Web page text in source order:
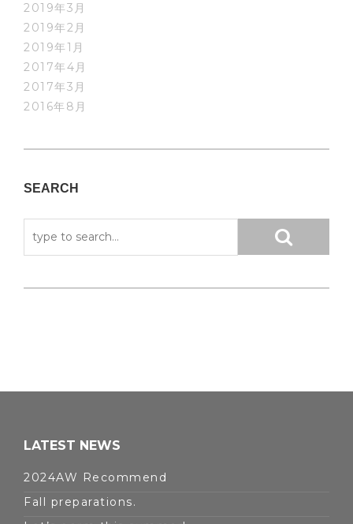
2019年3月
2019年2月
2019年1月
2017年4月
2017年3月
2016年8月
SEARCH
LATEST NEWS
2024AW Recommend
Fall preparations.